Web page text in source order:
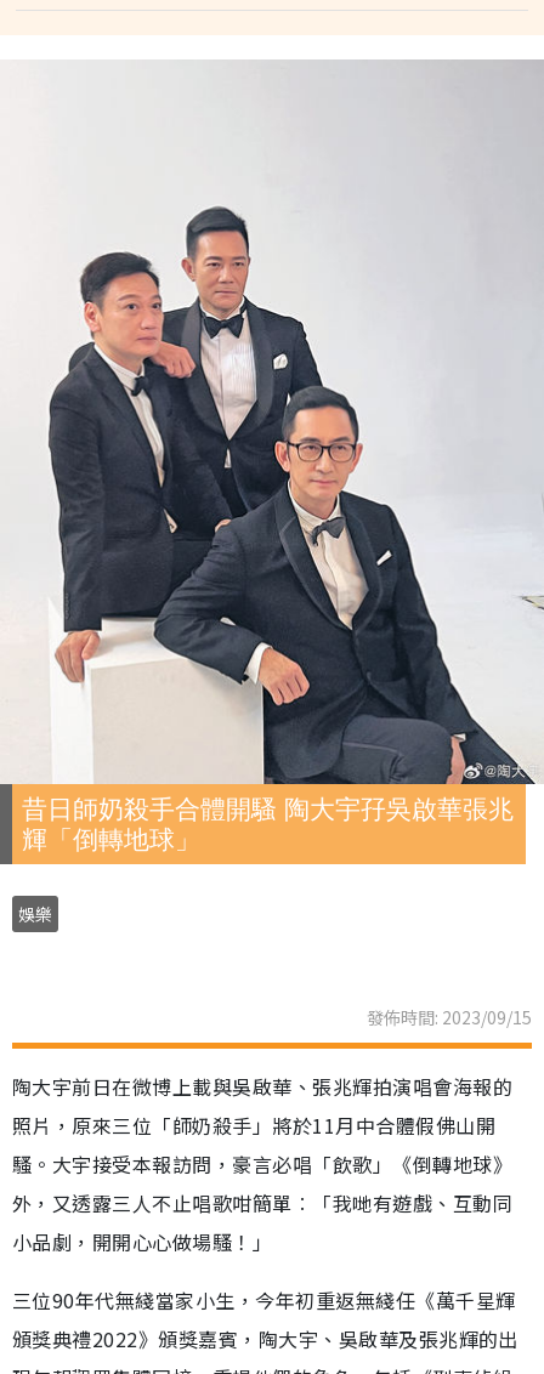
昔日師奶殺手合體開騷 陶大宇孖吳啟華張兆
輝「倒轉地球」
娛樂
發佈時間: 2023/09/15
陶大宇前日在微博上載與吳啟華、張兆輝拍演唱會海報的
照片，原來三位「師奶殺手」將於11月中合體假佛山開
騷。大宇接受本報訪問，豪言必唱「飲歌」《倒轉地球》
外，又透露三人不止唱歌咁簡單︰「我哋有遊戲、互動同
小品劇，開開心心做場騷！」
三位90年代無綫當家小生，今年初重返無綫任《萬千星輝
頒獎典禮2022》頒獎嘉賓，陶大宇、吳啟華及張兆輝的出